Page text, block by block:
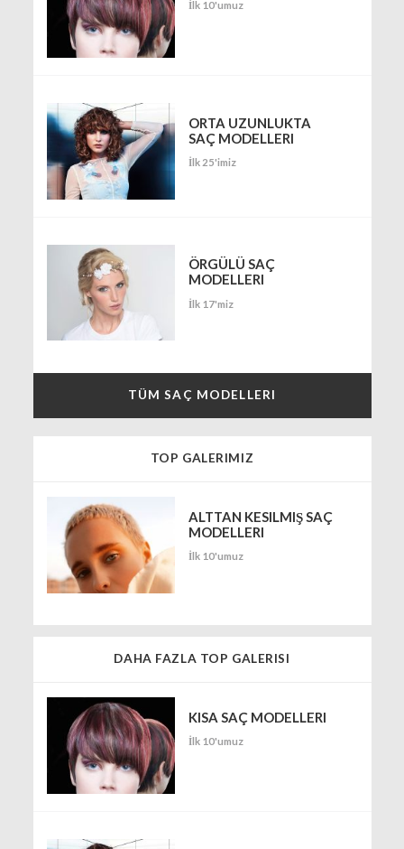
İlk 10'umuz
ORTA UZUNLUKTA
SAÇ MODELLERI
İlk 25'imiz
ÖRGÜLÜ SAÇ
MODELLERI
İlk 17'miz
TÜM SAÇ MODELLERI
TOP GALERIMIZ
ALTTAN KESILMIŞ SAÇ
MODELLERI
İlk 10'umuz
DAHA FAZLA TOP GALERISI
KISA SAÇ MODELLERI
İlk 10'umuz